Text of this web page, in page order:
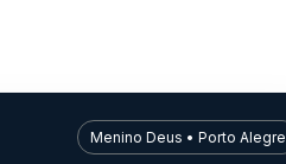
Menino Deus • Porto Alegre